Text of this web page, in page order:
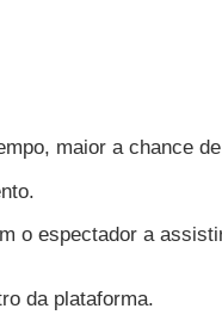
maior a chance
o espectador a
da plataforma.